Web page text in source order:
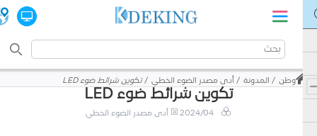
وطن المدونة أدى مصدر الضوء الخطي تكوين شرائط ضوء LED
تكوين شرائط ضوء LED
2024/04 أدى مصدر الضوء الخطي